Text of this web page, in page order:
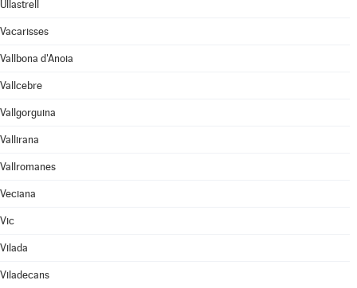
Ullastrell
Vacarisses
Vallbona d'Anoia
Vallcebre
Vallgorguina
Vallirana
Vallromanes
Veciana
Vic
Vilada
Viladecans